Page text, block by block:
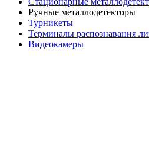
Ручные металлодетекторы
Турникеты
Терминалы распознавания
Видеокамеры